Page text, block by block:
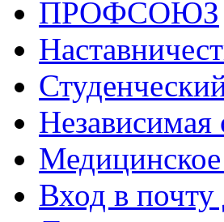
ПРОФСОЮЗ
Независимая
Вход в почту